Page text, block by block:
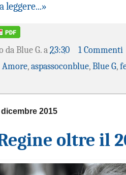
leggere...»
da Blue G. a 23:30
1 Commenti
Amore, aspassoconblue, Blue G,
2015
oltre il